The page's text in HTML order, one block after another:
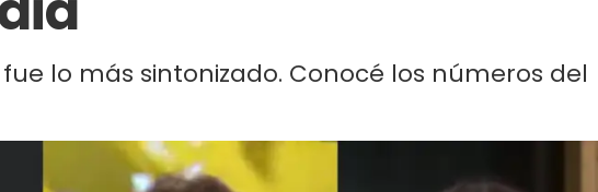
fue lo más sintonizado. Conocé los números del